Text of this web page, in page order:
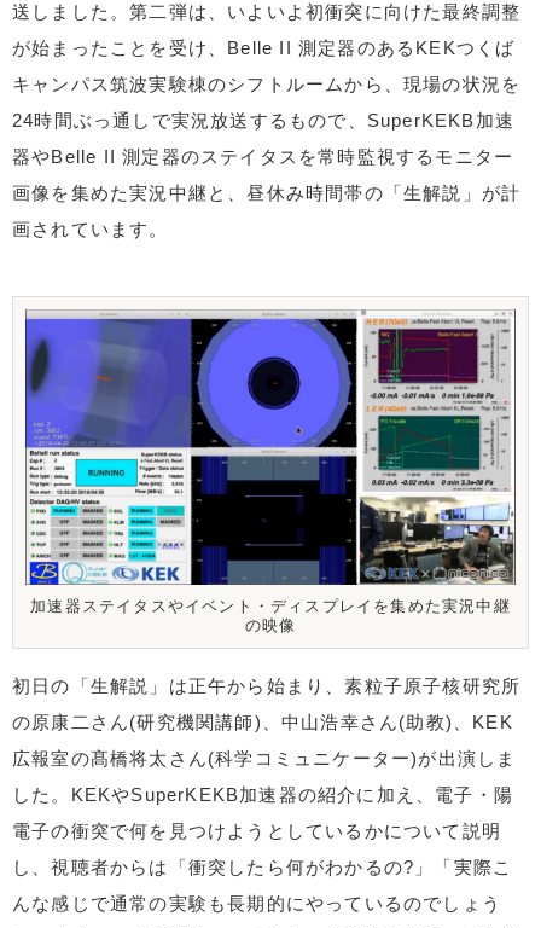
送しました。第二弾は、いよいよ初衝突に向けた最終調整
が始まったことを受け、Belle II 測定器のあるKEKつくば
キャンパス筑波実験棟のシフトルームから、現場の状況を
24時間ぶっ通しで実況放送するもので、SuperKEKB加速
器やBelle II 測定器のステイタスを常時監視するモニター
画像を集めた実況中継と、昼休み時間帯の「生解説」が計
画されています。
加速器ステイタスやイベント・ディスプレイを集めた実況中継
の映像
初日の「生解説」は正午から始まり、素粒子原子核研究所
の原康二さん(研究機関講師)、中山浩幸さん(助教)、KEK
広報室の髙橋将太さん(科学コミュニケーター)が出演しま
した。KEKやSuperKEKB加速器の紹介に加え、電子・陽
電子の衝突で何を見つけようとしているかについて説明
し、視聴者からは「衝突したら何がわかるの?」「実際こ
んな感じで通常の実験も長期的にやっているのでしょう